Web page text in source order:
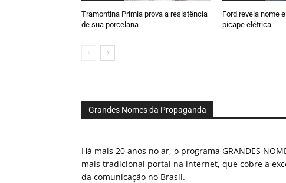
Tramontina Primia prova a resistência
de sua porcelana
Ford revela nome
picape elétrica
Grandes Nomes da Propaganda
Há mais 20 anos no ar, o programa GRANDES
mais tradicional portal na internet, que cobre a
da comunicação no Brasil.